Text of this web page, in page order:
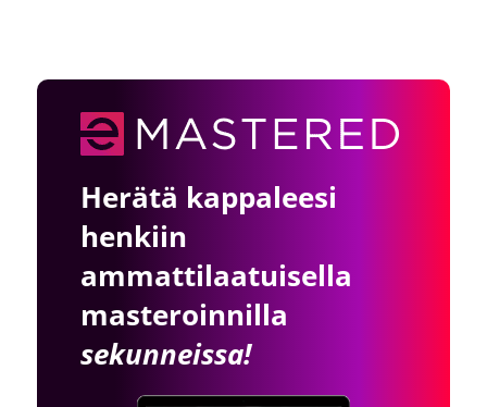
Herätä kappaleesi
henkiin
ammattilaatuisella
masteroinnilla
sekunneissa!